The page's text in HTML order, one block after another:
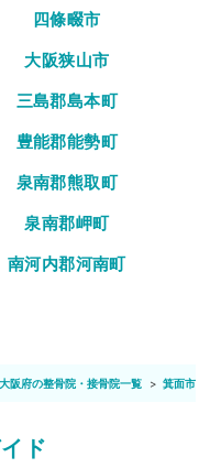
四條畷市
大阪狭山市
三島郡島本町
豊能郡能勢町
泉南郡熊取町
泉南郡岬町
南河内郡河南町
大阪府の整骨院・接骨院一覧 箕面市
ド